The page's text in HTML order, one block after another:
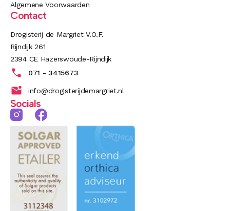
Algemene Voorwaarden
Contact
Drogisterij de Margriet V.O.F.
Rijndijk 261
2394 CE Hazerswoude-Rijndijk
071 - 3415673
info@drogisterijdemargriet.nl
Socials